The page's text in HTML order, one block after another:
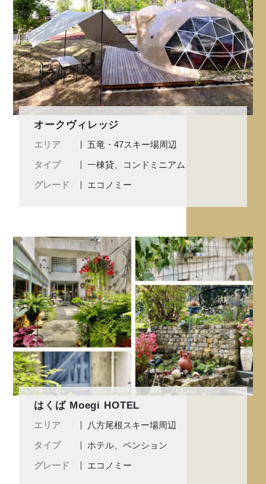
オークヴィレッジ
エリア
五竜・47スキー場周辺
タイプ
一棟貸、コンドミニアム
グレード
エコノミー
はくば Moegi HOTEL
エリア
八方尾根スキー場周辺
タイプ
ホテル、ペンション
グレード
エコノミー